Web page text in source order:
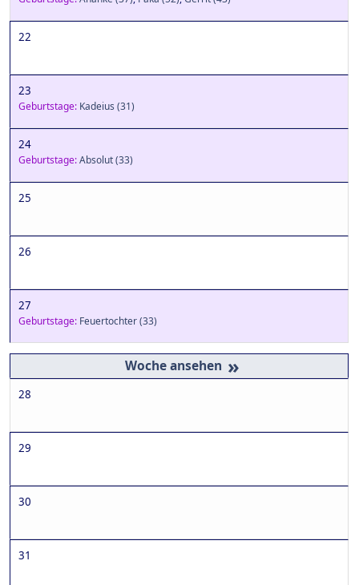
22
23
Geburtstage: Kadeius (31)
24
Geburtstage:Absolut(33)
25
26
27
Geburtstage: Feuertochter(33)
»
28
29
30
31